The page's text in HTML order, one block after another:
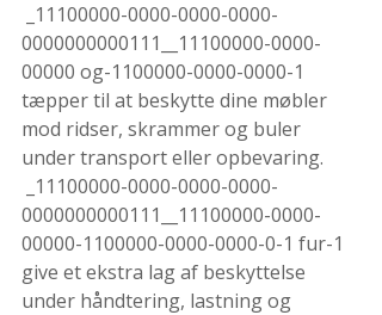
_11100000-0000-0000-0000-
0000000000111__11100000-0000-
00000 og-1100000-0000-0000-1
tæpper til at beskytte dine møbler
mod ridser, skrammer og buler
under transport eller opbevaring.
_11100000-0000-0000-0000-
0000000000111__11100000-0000-
00000-1100000-0000-0000-0-1 fur-1
give et ekstra lag af beskyttelse
under håndtering, lastning og